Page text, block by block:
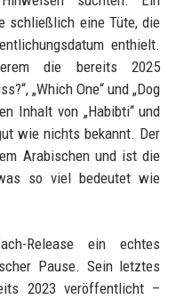
schließlich eine Tüte, die
enthielt.
die bereits 2025
„Which One“ und „Dog
Inhalt von „Habibti“ und
wie nichts bekannt. Der
Arabischen und ist die
so viel bedeutet wie
Release ein echtes
Pause. Sein letztes
2023 veröffentlicht –